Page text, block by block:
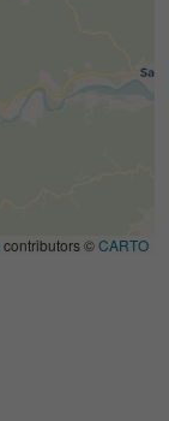
contributors ©CARTO